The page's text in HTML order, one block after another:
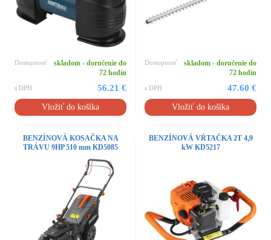
Dostupnosť
skladom - doručenie do
72 hodín
s DPH 56.21 €
Vložiť do košíka
Dostupnosť
skladom - doručenie do
72 hodín
s DPH 47.60 €
Vložiť do košíka
BENZÍNOVÁ KOSAČKA NA
TRÁVU 9HP 510 mm KD5085
BENZÍNOVÁ VŔTAČKA 2T 4,9
kW KD5217